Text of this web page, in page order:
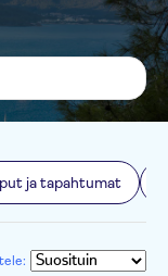
ja tapahtumat